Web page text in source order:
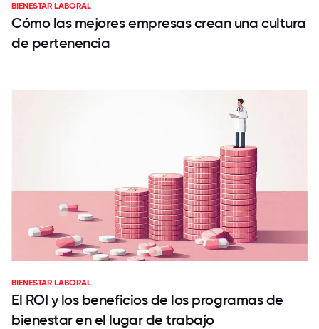
BIENESTAR LABORAL
Cómo las mejores empresas crean una cultura
de pertenencia
BIENESTAR LABORAL
El ROI y los beneficios de los programas de
bienestar en el lugar de trabajo